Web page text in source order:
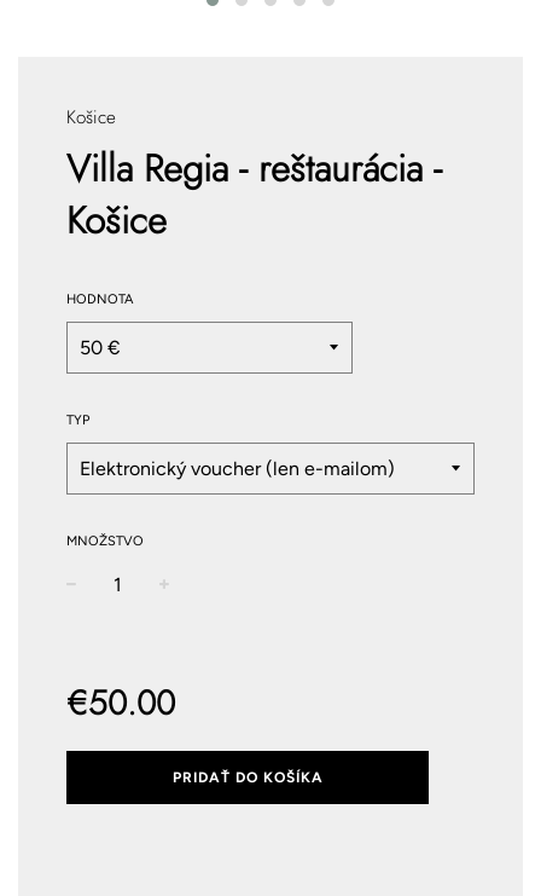
Košice
Villa Regia - reštaurácia -
Košice
HODNOTA
TYP
MNOŽSTVO
€50.00
PRIDAŤ DO KOŠÍKA